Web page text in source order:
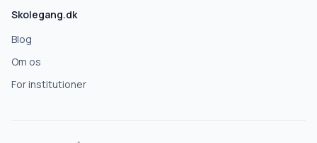
Skolegang.dk
Blog
Om os
For institutioner